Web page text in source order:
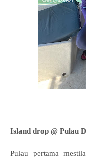
Island drop @ Pulau
Pulau pertama